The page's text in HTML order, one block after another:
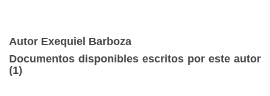
Autor Exequiel Barboza
Documentos disponibles escritos por este autor
(1)